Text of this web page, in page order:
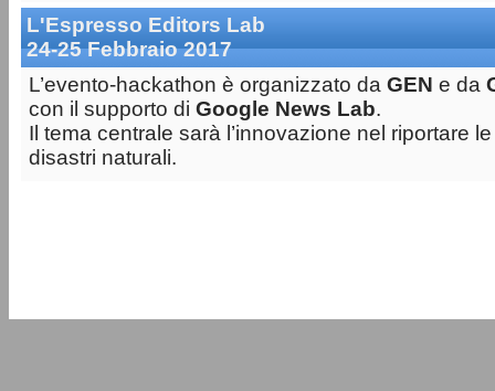
L'Espresso Editors Lab
24-25 Febbraio 2017
L’evento-hackathon è organizzato da GEN e da
con il supporto di Google News Lab.
Il tema centrale sarà l’innovazione nel riportare
disastri naturali.